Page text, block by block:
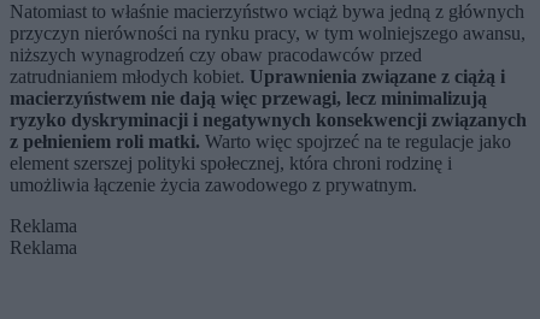
Natomiast to właśnie macierzyństwo wciąż bywa jedną z głównych
przyczyn nierówności na rynku pracy, w tym wolniejszego awansu,
niższych wynagrodzeń czy obaw pracodawców przed
zatrudnianiem młodych kobiet. Uprawnienia związane z ciążą i
macierzyństwem nie dają więc przewagi, lecz minimalizują
ryzyko dyskryminacji i negatywnych konsekwencji związanych
z pełnieniem roli matki. Warto więc spojrzeć na te regulacje jako
element szerszej polityki społecznej, która chroni rodzinę i
umożliwia łączenie życia zawodowego z prywatnym.
Reklama
Reklama